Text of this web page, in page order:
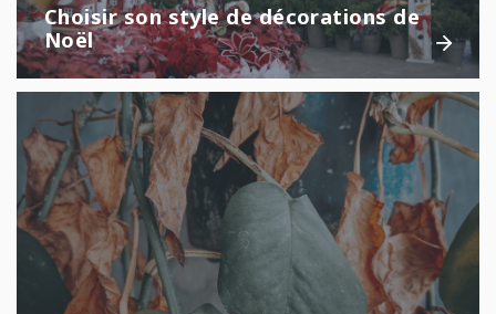
Choisir son style de décorations de
Noël